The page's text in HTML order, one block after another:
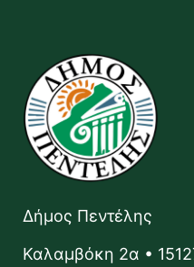
Δήμος Πεντέλης
Καλαμβόκη 2α •